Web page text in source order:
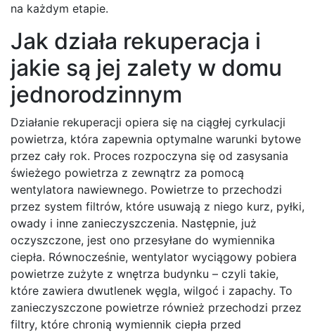
na każdym etapie.
Jak działa rekuperacja i
jakie są jej zalety w domu
jednorodzinnym
Działanie rekuperacji opiera się na ciągłej cyrkulacji
powietrza, która zapewnia optymalne warunki bytowe
przez cały rok. Proces rozpoczyna się od zasysania
świeżego powietrza z zewnątrz za pomocą
wentylatora nawiewnego. Powietrze to przechodzi
przez system filtrów, które usuwają z niego kurz, pyłki,
owady i inne zanieczyszczenia. Następnie, już
oczyszczone, jest ono przesyłane do wymiennika
ciepła. Równocześnie, wentylator wyciągowy pobiera
powietrze zużyte z wnętrza budynku – czyli takie,
które zawiera dwutlenek węgla, wilgoć i zapachy. To
zanieczyszczone powietrze również przechodzi przez
filtry, które chronią wymiennik ciepła przed